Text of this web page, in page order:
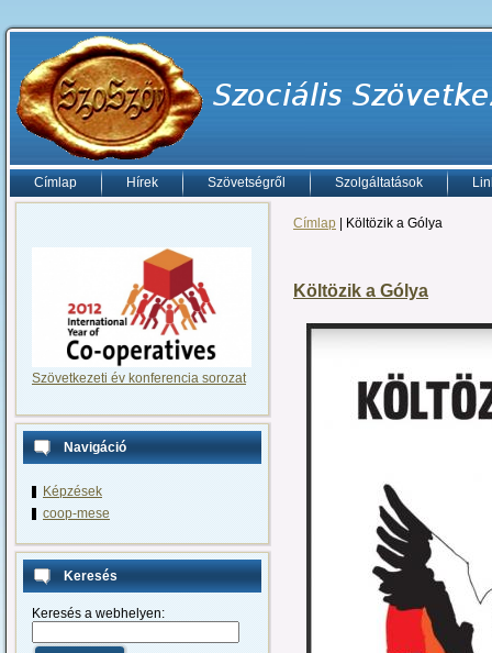
Címlap Hírek Szövetségről Szolgáltatások
Szövetkezeti év konferencia sorozat
Navigáció
Képzések
coop-mese
Keresés
Keresés a webhelyen:
Címlap | Költözik a Gólya
Költözik a Gólya